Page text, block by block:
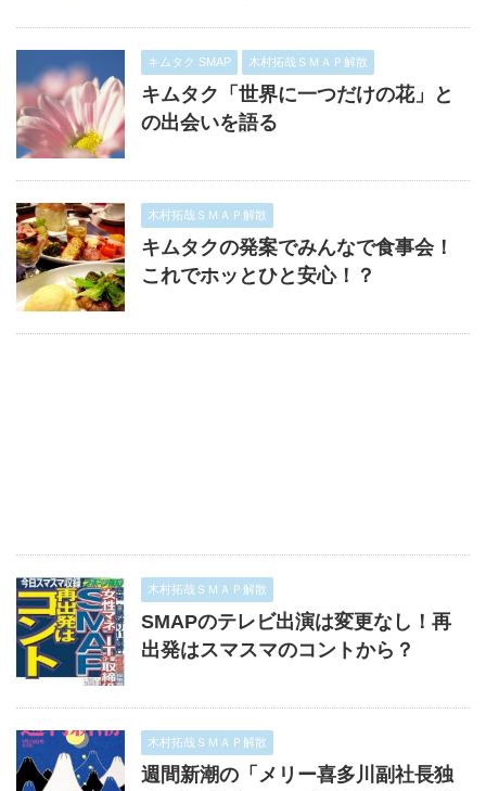
キムタク SMAP 木村拓哉ＳＭＡＰ解散
キムタク「世界に一つだけの花」と
の出会いを語る
木村拓哉ＳＭＡＰ解散
キムタクの発案でみんなで食事会！
これでホッとひと安心！？
木村拓哉ＳＭＡＰ解散
SMAPのテレビ出演は変更なし！再
出発はスマスマのコントから？
木村拓哉ＳＭＡＰ解散
週間新潮の「メリー喜多川副社長独